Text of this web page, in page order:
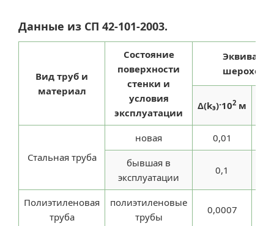
Данные из СП 42-101-2003.
Вид труб и
материал
Состояние
поверхности
стенки и
условия
эксплуатации
Δ(kэ)·102 м
Стальная труба
новая 0,01
бывшая в
эксплуатации
0,1
Полиэтиленовая
труба
полиэтиленовые
трубы
0,0007